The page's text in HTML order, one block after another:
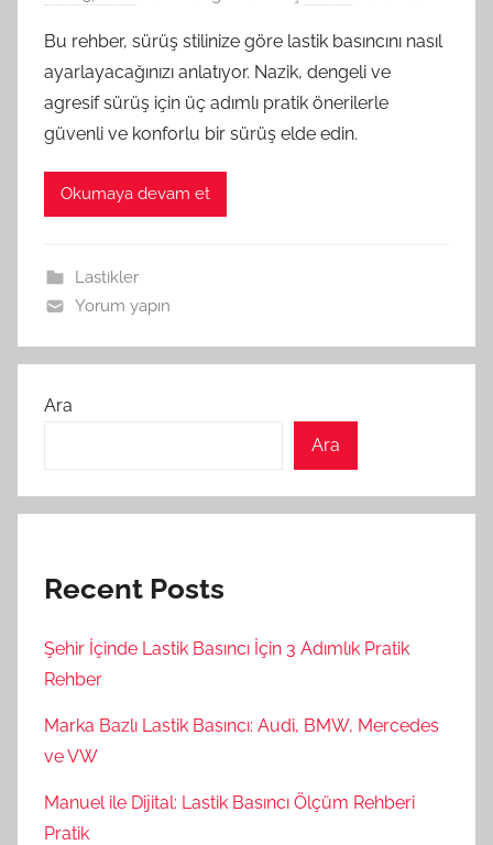
Bu rehber, sürüş stilinize göre lastik basıncını nasıl
ayarlayacağınızı anlatıyor. Nazik, dengeli ve
agresif sürüş için üç adımlı pratik önerilerle
güvenli ve konforlu bir sürüş elde edin.
Okumaya devam et
Lastikler
Yorum yapın
Ara
Ara
Recent Posts
Şehir İçinde Lastik Basıncı İçin 3 Adımlık Pratik
Rehber
Marka Bazlı Lastik Basıncı: Audi, BMW, Mercedes
ve VW
Manuel ile Dijital: Lastik Basıncı Ölçüm Rehberi
Pratik